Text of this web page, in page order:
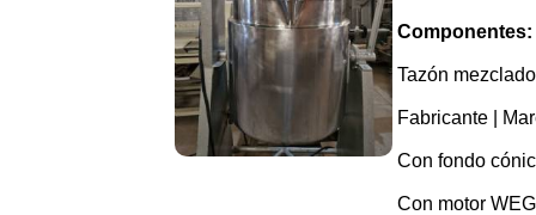
Componentes:
Tazón
Fabricante |
Con fondo
Con motor